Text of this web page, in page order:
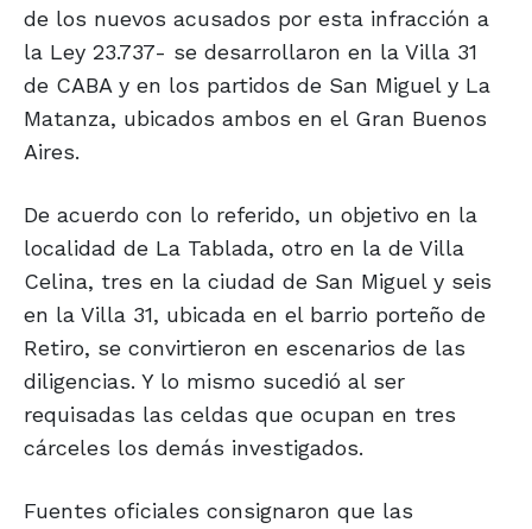
de los nuevos acusados por esta infracción a
la Ley 23.737- se desarrollaron en la Villa 31
de CABA y en los partidos de San Miguel y La
Matanza, ubicados ambos en el Gran Buenos
Aires.
De acuerdo con lo referido, un objetivo en la
localidad de La Tablada, otro en la de Villa
Celina, tres en la ciudad de San Miguel y seis
en la Villa 31, ubicada en el barrio porteño de
Retiro, se convirtieron en escenarios de las
diligencias. Y lo mismo sucedió al ser
requisadas las celdas que ocupan en tres
cárceles los demás investigados.
Fuentes oficiales consignaron que las